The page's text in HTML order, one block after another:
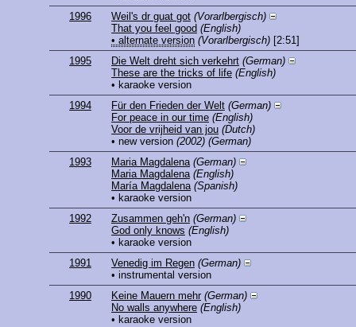
1996
Weil's dr guat got (Vorarlbergisch)
That you feel good (English)
• alternate version (Vorarlbergisch) [2:51]
1995
Die Welt dreht sich verkehrt (German)
These are the tricks of life (English)
• karaoke version
1994
Für den Frieden der Welt (German)
For peace in our time (English)
Voor de vrijheid van jou (Dutch)
• new version (2002) (German)
1993
Maria Magdalena (German)
Maria Magdalena (English)
María Magdalena (Spanish)
• karaoke version
1992
Zusammen geh'n (German)
God only knows (English)
• karaoke version
1991
Venedig im Regen (German)
• instrumental version
1990
Keine Mauern mehr (German)
No walls anywhere (English)
• karaoke version